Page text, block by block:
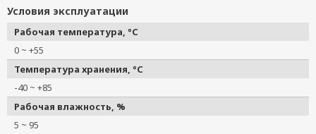
Условия эксплуатации
Рабочая температура, °C
0 ~ +55
Температура хранения, °C
-40 ~ +85
Рабочая влажность, %
5 ~ 95